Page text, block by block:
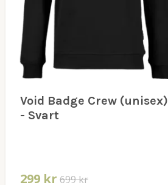
Void Badge Crew (unisex)
- Svart
299 kr 699 kr